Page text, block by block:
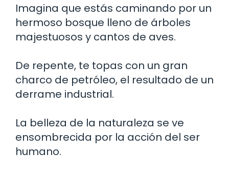
Imagina que estás caminando por un
hermoso bosque lleno de árboles
majestuosos y cantos de aves.
De repente, te topas con un gran
charco de petróleo, el resultado de un
derrame industrial.
La belleza de la naturaleza se ve
ensombrecida por la acción del ser
humano.